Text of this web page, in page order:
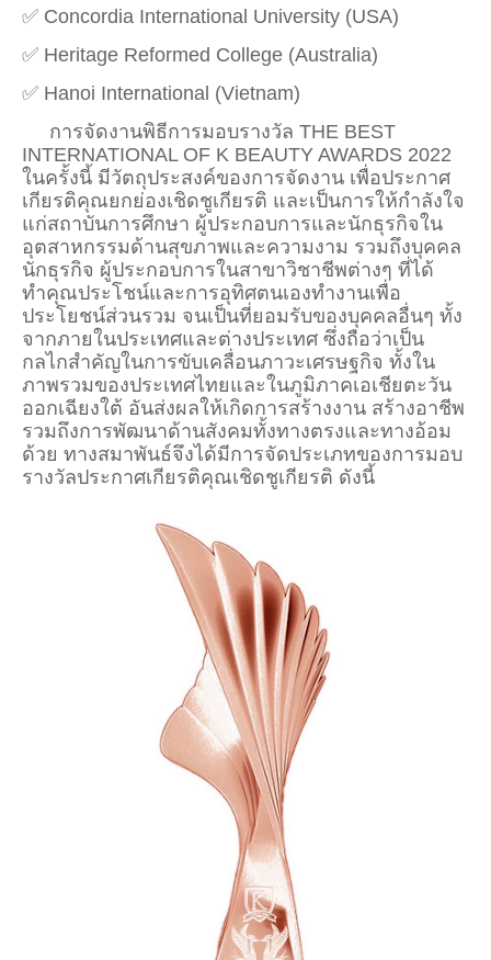
✅ Concordia International University (USA)
✅ Heritage Reformed College (Australia)
✅ Hanoi International (Vietnam)
การจัดงานพิธีการมอบรางวัล THE BEST
INTERNATIONAL OF K BEAUTY AWARDS 2022
ในครั้งนี้ มีวัตถุประสงค์ของการจัดงาน เพื่อประกาศ
เกียรติคุณยกย่องเชิดชูเกียรติ และเป็นการให้กำลังใจ
แก่สถาบันการศึกษา ผู้ประกอบการและนักธุรกิจใน
อุตสาหกรรมด้านสุขภาพและความงาม รวมถึงบุคคล
นักธุรกิจ ผู้ประกอบการในสาขาวิชาชีพต่างๆ ที่ได้
ทำคุณประโชน์และการอุทิศตนเองทำงานเพื่อ
ประโยชน์ส่วนรวม จนเป็นที่ยอมรับของบุคคลอื่นๆ ทั้ง
จากภายในประเทศและต่างประเทศ ซึ่งถือว่าเป็น
กลไกสำคัญในการขับเคลื่อนภาวะเศรษฐกิจ ทั้งใน
ภาพรวมของประเทศไทยและในภูมิภาคเอเชียตะวัน
ออกเฉียงใต้ อันส่งผลให้เกิดการสร้างงาน สร้างอาชีพ
รวมถึงการพัฒนาด้านสังคมทั้งทางตรงและทางอ้อม
ด้วย ทางสมาพันธ์จึงได้มีการจัดประเภทของการมอบ
รางวัลประกาศเกียรติคุณเชิดชูเกียรติ ดังนี้